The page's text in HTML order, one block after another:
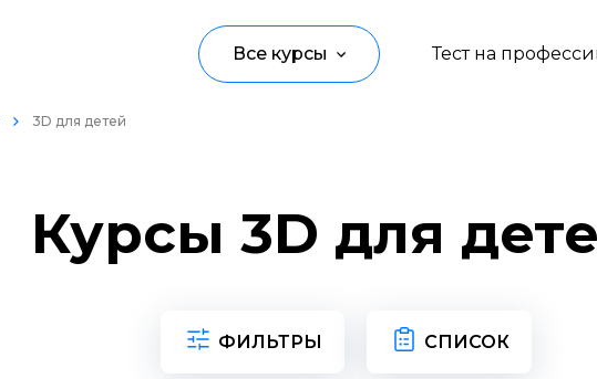
Тест на
Все курсы
Дизайн
Аналитика
3D для детей
Курсы 3D для
ФИЛЬТРЫ СПИСОК